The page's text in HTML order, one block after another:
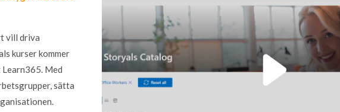
vill driva
kurserkommer
Med
sätta